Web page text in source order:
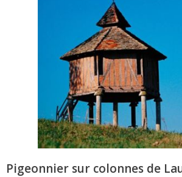
Pigeonnier sur colonnes de